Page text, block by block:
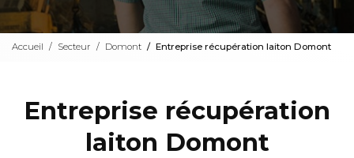
Accueil Secteur Domont Entreprise récupération laiton Domont
Entreprise récupération
laiton Domont